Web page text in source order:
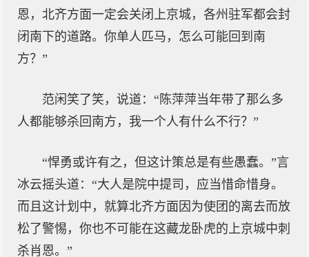
恩，北齐方面一定会关闭上京城，各州驻军都会封
闭南下的道路。你单人匹马，怎么可能回到南
方？”
范闲笑了笑，说道：“陈萍萍当年带了那么多
人都能够杀回南方，我一个人有什么不行？”
“悍勇或许有之，但这计策总是有些愚蠢。”言
冰云摇头道：“大人是院中提司，应当惜命惜身。
而且这计划中，就算北齐方面因为使团的离去而放
松了警惕，你也不可能在这藏龙卧虎的上京城中刺
杀肖恩。”